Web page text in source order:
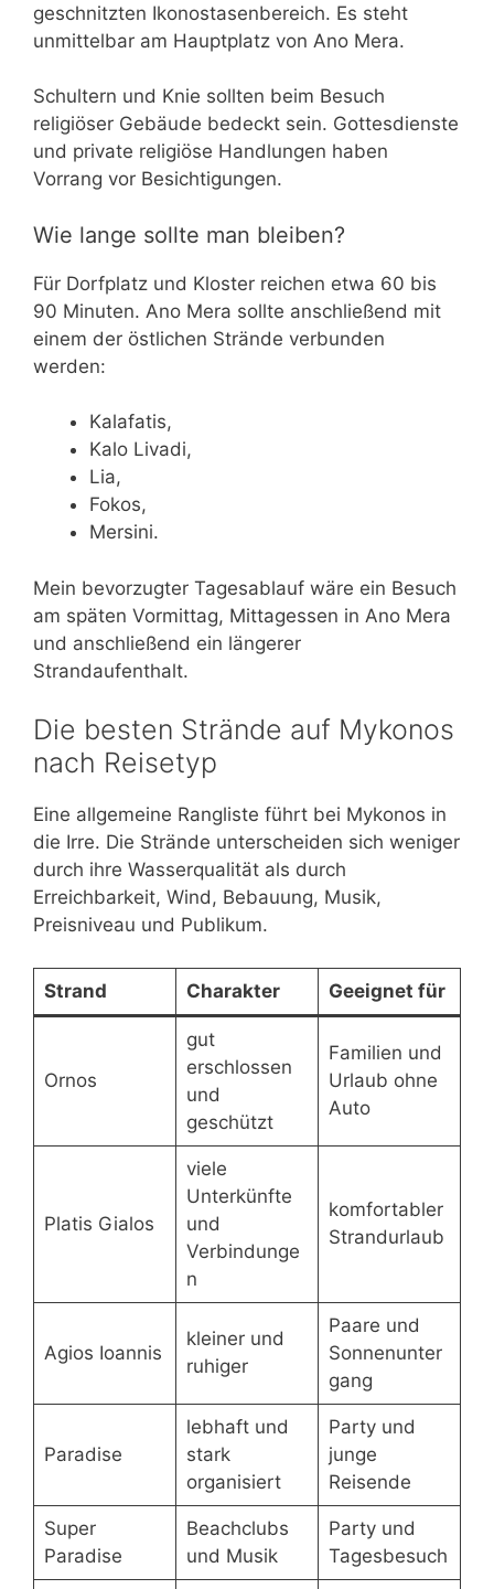
geschnitzten Ikonostasenbereich. Es steht
unmittelbar am Hauptplatz von Ano Mera.
Schultern und Knie sollten beim Besuch
religiöser Gebäude bedeckt sein. Gottesdienste
und private religiöse Handlungen haben
Vorrang vor Besichtigungen.
Wie lange sollte man bleiben?
Für Dorfplatz und Kloster reichen etwa 60 bis
90 Minuten. Ano Mera sollte anschließend mit
einem der östlichen Strände verbunden
werden:
Kalafatis,
Kalo Livadi,
Lia,
Fokos,
Mersini.
Mein bevorzugter Tagesablauf wäre ein Besuch
am späten Vormittag, Mittagessen in Ano Mera
und anschließend ein längerer
Strandaufenthalt.
Die besten Strände auf Mykonos
nach Reisetyp
Eine allgemeine Rangliste führt bei Mykonos in
die Irre. Die Strände unterscheiden sich weniger
durch ihre Wasserqualität als durch
Erreichbarkeit, Wind, Bebauung, Musik,
Preisniveau und Publikum.
Strand Charakter Geeignet für
Ornos
gut
erschlossen
und
geschützt
Familien und
Urlaub ohne
Auto
Platis Gialos
viele
Unterkünfte
und
Verbindunge
n
komfortabler
Strandurlaub
Agios Ioannis
kleiner und
ruhiger
Paare und
Sonnenunter
gang
Paradise
lebhaft und
stark
organisiert
Party und
junge
Reisende
Super
Paradise
Beachclubs
und Musik
Party und
Tagesbesuch